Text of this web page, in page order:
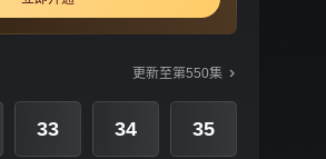
更新至第550集
33 34 35